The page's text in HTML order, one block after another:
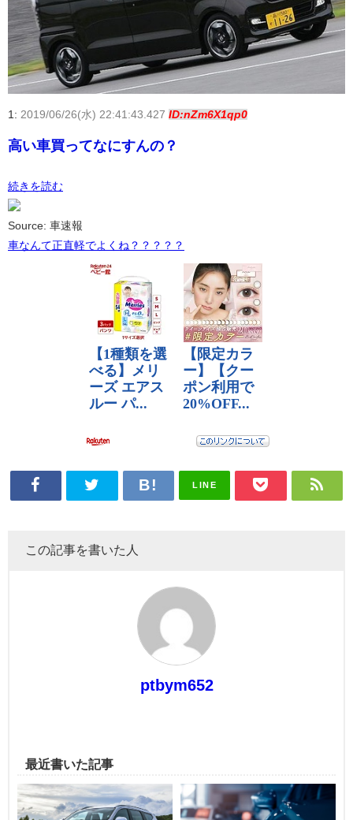
1: 2019/06/26(水) 22:41:43.427 ID:nZm6X1qp0
高い車買ってなにすんの？
続きを読む
Source: 車速報
車なんて正直軽でよくね？？？？？
LINE
この記事を書いた人
ptbym652
最近書いた記事